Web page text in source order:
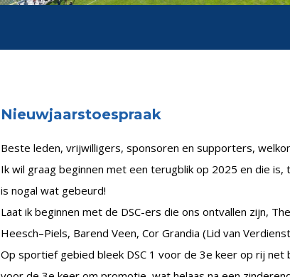
Nieuwjaarstoespraak
Beste leden, vrijwilligers, sponsoren en supporters,
Ik wil graag beginnen met een terugblik op 2025 en die
is nogal wat gebeurd!
Laat ik beginnen met de DSC-ers die ons ontvallen zijn,
Heesch–Piels, Barend Veen, Cor Grandia (Lid van
Op sportief gebied bleek DSC 1 voor de 3e keer op rij